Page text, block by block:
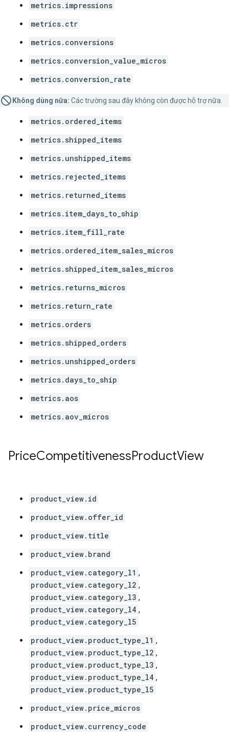
metrics.impressions
metrics.ctr
metrics.conversions
metrics.conversion_value_micros
metrics.conversion_rate
Không dùng nữa: Các trường sau đây không còn được hỗ trợ nữa.
metrics.ordered_items
metrics.shipped_items
metrics.unshipped_items
metrics.rejected_items
metrics.returned_items
metrics.item_days_to_ship
metrics.item_fill_rate
metrics.ordered_item_sales_micros
metrics.shipped_item_sales_micros
metrics.returns_micros
metrics.return_rate
metrics.orders
metrics.shipped_orders
metrics.unshipped_orders
metrics.days_to_ship
metrics.aos
metrics.aov_micros
PriceCompetitivenessProductView
product_view.id
product_view.offer_id
product_view.title
product_view.brand
product_view.category_l1 ,
product_view.category_l2 ,
product_view.category_l3 ,
product_view.category_l4 ,
product_view.category_l5
product_view.product_type_l1 ,
product_view.product_type_l2 ,
product_view.product_type_l3 ,
product_view.product_type_l4 ,
product_view.product_type_l5
product_view.price_micros
product_view.currency_code